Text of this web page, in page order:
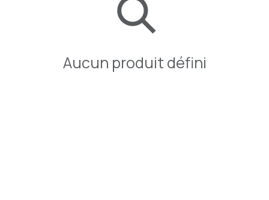
Aucun produit défini